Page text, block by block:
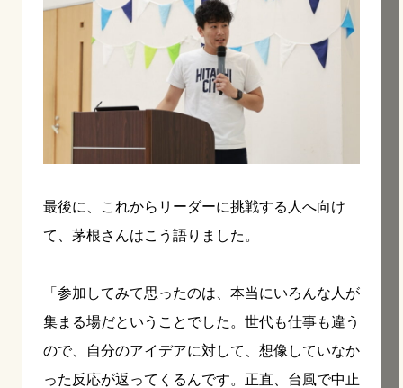
最後に、これからリーダーに挑戦する人へ向け
て、茅根さんはこう語りました。
「参加してみて思ったのは、本当にいろんな人が
集まる場だということでした。世代も仕事も違う
ので、自分のアイデアに対して、想像していなか
った反応が返ってくるんです。正直、台風で中止